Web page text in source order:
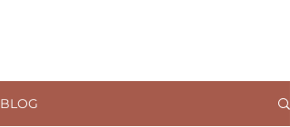
BLOG